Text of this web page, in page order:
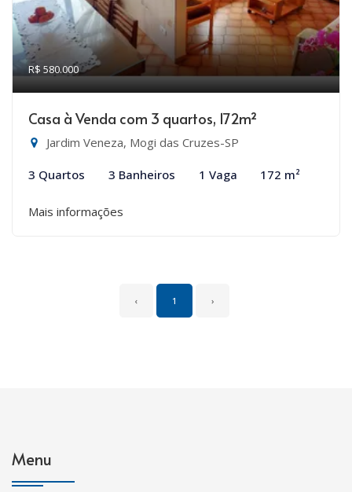
R$ 580.000
Casa à Venda com 3 quartos, 172m²
Jardim Veneza, Mogi das Cruzes-SP
3 Quartos 3 Banheiros 1 Vaga 172 m²
Mais informações
‹ 1 ›
Menu